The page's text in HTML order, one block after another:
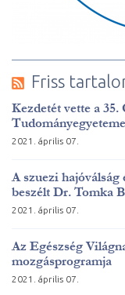
Friss
Kezdetét vette a
2021. április 07.
A szuezi hajóválság
beszélt Dr. Tomka
2021. április 07.
Az Egészség
mozgásprogramja
2021. április 07.